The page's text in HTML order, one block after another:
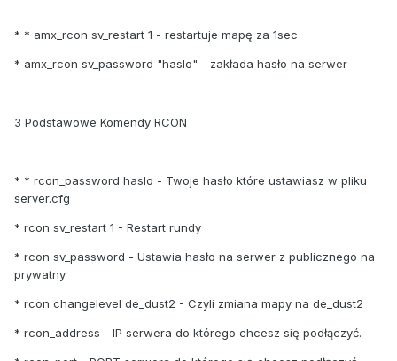
* * amx_rcon sv_restart 1 - restartuje mapę za 1sec
* amx_rcon sv_password "haslo" - zakłada hasło na serwer
3 Podstawowe Komendy RCON
* * rcon_password haslo - Twoje hasło które ustawiasz w pliku
server.cfg
* rcon sv_restart 1 - Restart rundy
* rcon sv_password - Ustawia hasło na serwer z publicznego na
prywatny
* rcon changelevel de_dust2 - Czyli zmiana mapy na de_dust2
* rcon_address - IP serwera do którego chcesz się podłączyć.